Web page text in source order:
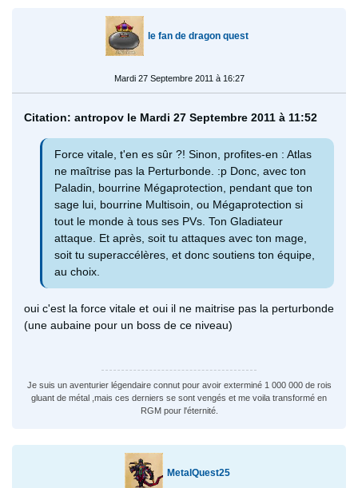
le fan de dragon quest
Mardi 27 Septembre 2011 à 16:27
Citation: antropov le Mardi 27 Septembre 2011 à 11:52
Force vitale, t'en es sûr ?! Sinon, profites-en : Atlas
ne maîtrise pas la Perturbonde. :p Donc, avec ton
Paladin, bourrine Mégaprotection, pendant que ton
sage lui, bourrine Multisoin, ou Mégaprotection si
tout le monde à tous ses PVs. Ton Gladiateur
attaque. Et après, soit tu attaques avec ton mage,
soit tu superaccélères, et donc soutiens ton équipe,
au choix.
oui c'est la force vitale et oui il ne maitrise pas la perturbonde
(une aubaine pour un boss de ce niveau)
Je suis un aventurier légendaire connut pour avoir exterminé 1 000 000 de rois
gluant de métal ,mais ces derniers se sont vengés et me voila transformé en
RGM pour l'éternité.
MetalQuest25